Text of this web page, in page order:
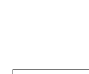
Archivos